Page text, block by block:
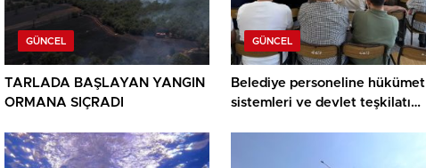
GÜNCEL
TARLADA BAŞLAYAN YANGIN
ORMANA SIÇRADI
GÜNCEL
Belediye personeline hükümet
sistemleri ve devlet teşkilatı